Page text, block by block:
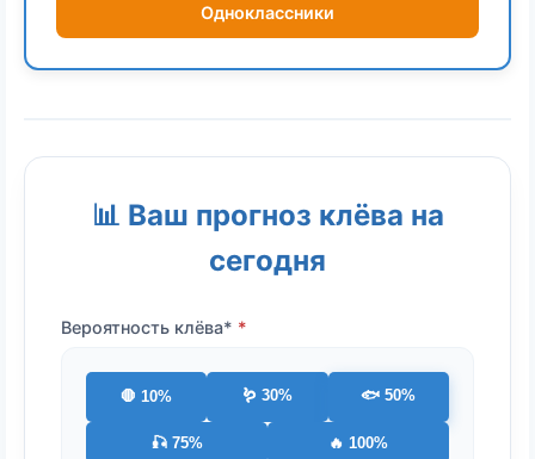
Одноклассники
📊 Ваш прогноз клёва на
сегодня
Вероятность клёва*
🛑 10% 🪱 30% 🐟 50%
🎣 75% 🔥 100%